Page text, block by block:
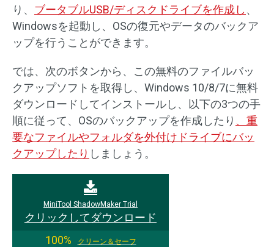
り、 ブータブルUSB/ディスクドライブを作成し 、
Windowsを起動し、OSの復元やデータのバックア
ップを行うことができます。
では、次のボタンから、この無料のファイルバッ
クアップソフトを取得し、Windows 10/8/7に無料
ダウンロードしてインストールし、以下の3つの手
順に従って、OSのバックアップを作成したり 、重
要なファイルやフォルダを外付けドライブにバッ
クアップしたり しましょう。
MiniTool ShadowMaker Trial
クリックしてダウンロード
100%
クリーン＆セーフ